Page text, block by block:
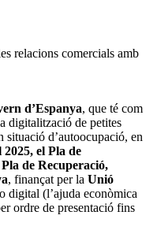
relacions comercials amb
d’Espanya, que té com
digitalització de petites
situació d’autoocupació, en
el Pla de
Pla de Recuperació,
, finançat per la Unió
digital (l’ajuda econòmica
ordre de presentació fins